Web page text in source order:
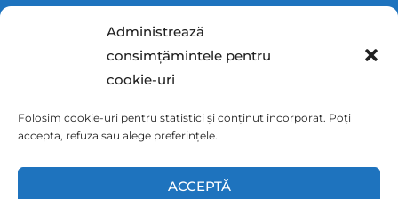
Administrează
consimțămintele pentru
cookie-uri
Folosim cookie-uri pentru statistici și conținut încorporat. Poți
accepta, refuza sau alege preferințele.
ACCEPTĂ
DATE CONTACT
0727359797
info@afaceri.net
Str. Bibescu, nr 50A, Craiova